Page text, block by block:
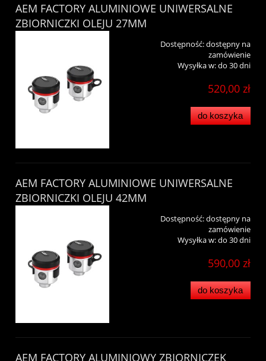
AEM FACTORY ALUMINIOWE UNIWERSALNE
ZBIORNICZKI OLEJU 27MM
Dostępność:dostępny na
zamówienie
Wysyłka w:do 30 dni
520,00 zł
do koszyka
AEM FACTORY ALUMINIOWE UNIWERSALNE
ZBIORNICZKI OLEJU 42MM
Dostępność:dostępny na
zamówienie
Wysyłka w:do 30 dni
590,00 zł
do koszyka
AEM FACTORY ALUMINIOWY ZBIORNICZEK